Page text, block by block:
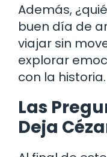
Además,
buen día de
viajar sin
explorar
con la historia.
Las
Deja